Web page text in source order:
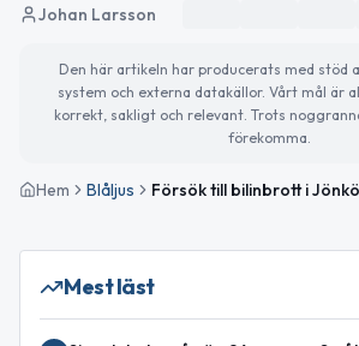
Johan Larsson
Den här artikeln har producerats med stöd
system och externa datakällor. Vårt mål är
korrekt, sakligt och relevant. Trots
förekomma.
Hem Blåljus
Mest läst